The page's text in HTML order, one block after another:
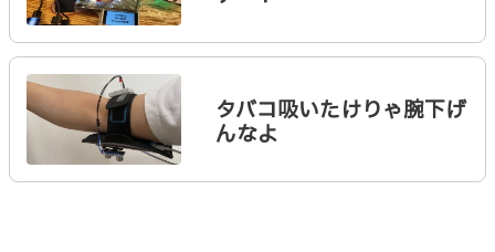
タバコ吸いたけりゃ腕下げ
んなよ